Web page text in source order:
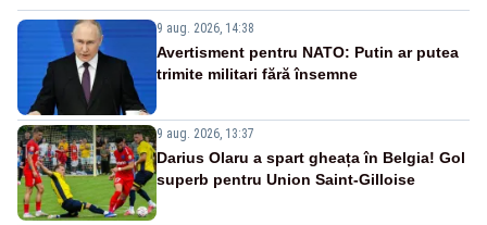
9 aug. 2026, 14:38
Avertisment pentru NATO: Putin ar putea
trimite militari fără însemne
9 aug. 2026, 13:37
Darius Olaru a spart gheața în Belgia! Gol
superb pentru Union Saint-Gilloise